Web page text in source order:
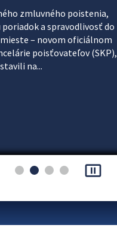
zmluvného poistenia,
a spravodlivosť do
– novom oficiálnom
poisťovateľov (SKP),
na...
pause_presentation